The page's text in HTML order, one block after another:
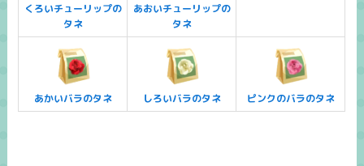
くろいチューリップの
タネ
あおいチューリップの
タネ
あかいバラのタネ しろいバラのタネ ピンクのバラのタネ